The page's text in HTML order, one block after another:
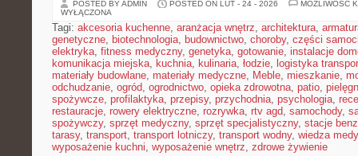
POSTED BY ADMIN POSTED ON LUT - 24 - 2026
MOŻLIWOŚĆ
WYŁĄCZONA
Tagi: akcesoria kuchenne, aranżacja wnętrz, architektura,
genetyczne, biotechnologia, budownictwo, choroby, części
elektryka, fitness medyczny, genetyka, gotowanie, instalacje
komunikacja miejska, kuchnia, kulinaria, łodzie, logistyka
materiały budowlane, materiały medyczne, Meble, mieszkanie,
odchudzanie, ogród, ogrodnictwo, opieka zdrowotna, patio,
spożywcze, profilaktyka, przepisy, przychodnia, psychologia,
restauracje, rowery elektryczne, rozrywka, rtv agd, samochody,
spożywczy, sprzęt medyczny, sprzęt specjalistyczny, stacje
tarasy, transport, transport lotniczy, transport wodny, wiedza
wyposażenie kuchni, wyposażenie wnętrz, zdrowe żywienie